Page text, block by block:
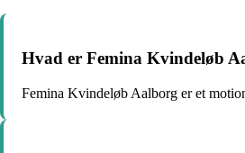
Hvad er Femina Kvindeløb
Femina Kvindeløb Aalborg er et